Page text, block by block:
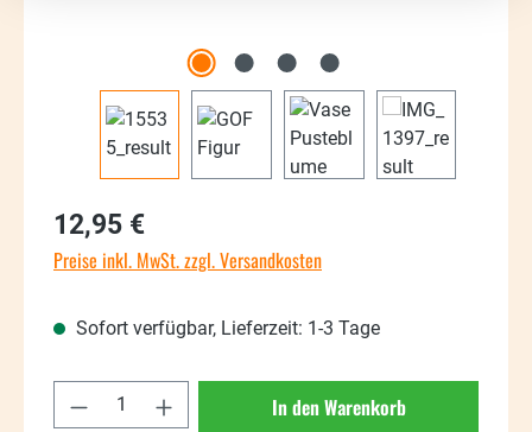
Regulärer Preis:
12,95 €
Preise inkl. MwSt. zzgl. Versandkosten
Sofort verfügbar, Lieferzeit: 1-3 Tage
Produkt Anzahl: Gib den gewünschten
In den Warenkorb